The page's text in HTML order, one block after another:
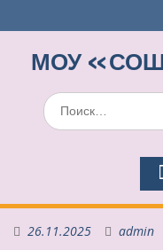
к
МОУ
Поиск
по:
26.11.2025 admin